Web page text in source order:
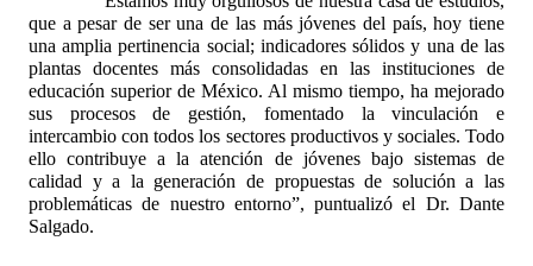
que a pesar de ser una de las más jóvenes del país, hoy tiene
una amplia pertinencia social; indicadores sólidos y una de las
plantas docentes más consolidadas en las instituciones de
educación superior de México. Al mismo tiempo, ha mejorado
sus procesos de gestión, fomentado la vinculación e
intercambio con todos los sectores productivos y sociales. Todo
ello contribuye a la atención de jóvenes bajo sistemas de
calidad y a la generación de propuestas de solución a las
problemáticas de nuestro entorno”, puntualizó el Dr. Dante
Salgado.